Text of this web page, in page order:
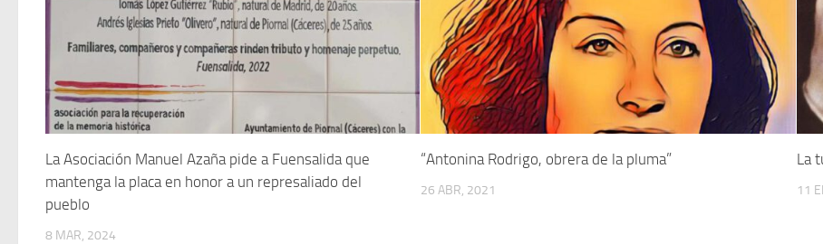
La Asociación Manuel Azaña pide a Fuensalida que
mantenga la placa en honor a un represaliado del
pueblo
8 MAR, 2024
“Antonina Rodrigo, obrera de la pluma”
26 ABR, 2021
La
11